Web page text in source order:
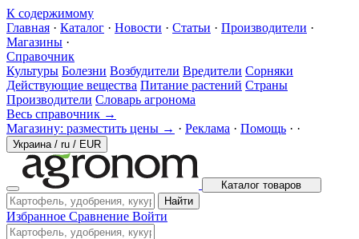
К содержимому
Главная · Каталог · Новости · Статьи · Производители ·
Магазины ·
Справочник
Культуры Болезни Возбудители Вредители Сорняки
Действующие вещества Питание растений Страны
Производители Словарь агронома
Весь справочник →
Магазину: разместить цены → · Реклама · Помощь · ·
Украина / ru / EUR
Каталог товаров
Найти
Избранное Сравнение Войти